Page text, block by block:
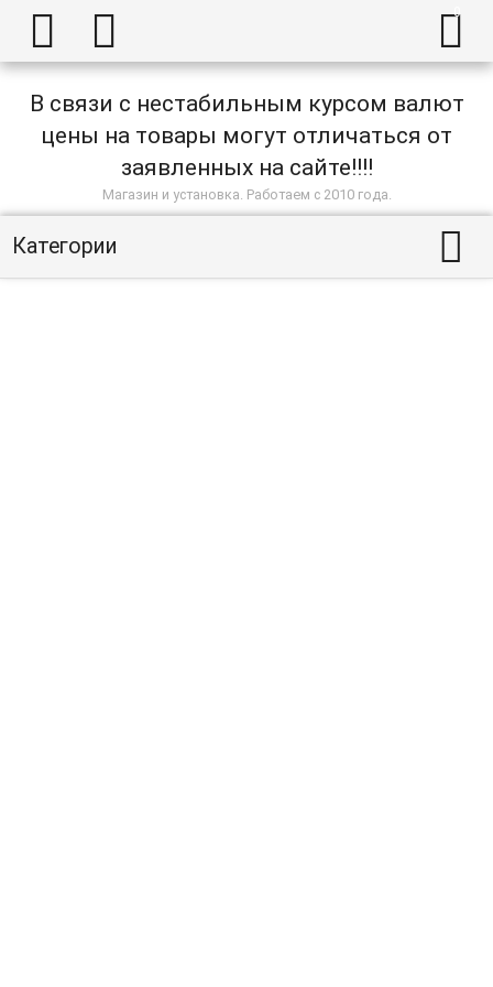
  
В связи с нестабильным курсом валют
цены на товары могут отличаться от
заявленных на сайте!!!!
Магазин и установка. Работаем с 2010 года.
Категории 